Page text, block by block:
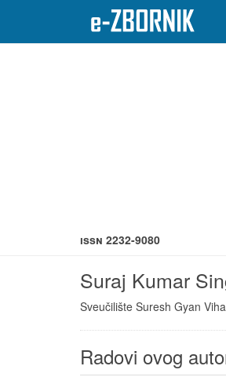
ISSN 2232-9080
Suraj Kumar
Sveučilište Suresh Gyan
Radovi ovog